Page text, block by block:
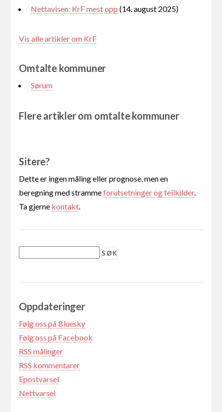
Nettavisen: KrF mest opp (14. august 2025)
Vis alle artikler om KrF
Omtalte kommuner
Sørum
Flere artikler om omtalte kommuner
Sitere?
Dette er ingen måling eller prognose, men en
beregning med strammeforutsetninger og feilkilder.
Ta gjerne kontakt.
Oppdateringer
Følg oss på Bluesky
Følg oss på Facebook
RSS målinger
RSS kommentarer
Epostvarsel
Nettvarsel